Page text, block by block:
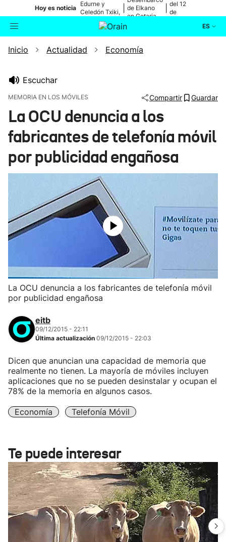
Hoy es noticia
Edurne y
Celedón Txiki,
en directo
de Elkano
en Getaria
del 12
de
ES
Buscador Actualidad
Ikusmiran
Eguraldia
Inicio Actualidad Economía
Escuchar
MEMORIA EN LOS MÓVILES Compartir Guardar
La OCU denuncia a los
fabricantes de telefonía móvil
por publicidad engañosa
La OCU denuncia a los fabricantes de telefonía móvil
por publicidad engañosa
eitb
09/12/2015 - 22:11
Última actualización 09/12/2015 - 22:03
Dicen que anuncian una capacidad de memoria que
realmente no tienen. La mayoría de móviles incluyen
aplicaciones que no se pueden desinstalar y ocupan el
78% de la memoria en algunos casos.
Economía Telefonía Móvil
Te puede interesar